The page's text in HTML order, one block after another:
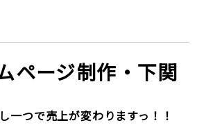
ページ制作・下関
一つで売上が変わりますっ！！